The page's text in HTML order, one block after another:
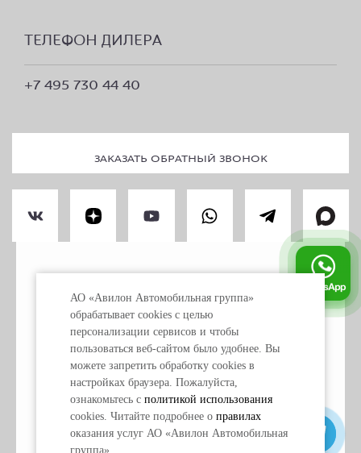
АО «Авилон Автомобильная группа»
обрабатывает cookies с целью
персонализации сервисов и чтобы
пользоваться веб-сайтом было удобнее. Вы
можете запретить обработку сookies в
настройках браузера. Пожалуйста,
ознакомьтесь с политикой использования
cookies. Читайте подробнее о правилах
оказания услуг АО «Авилон Автомобильная
группа».
ТЕЛЕФОН ДИЛЕРА
+7 495 730 44 40
ЗАКАЗАТЬ ОБРАТНЫЙ ЗВОНОК
ПЕРСОНАЛЬНЫЕ ДАННЫЕ
ИСПОЛЬЗОВАНИЕ COOKIE
«Обращаем ваше внимание на то, что данный
интернет-сайт носит исключительно
информационный характер и ни при каких условиях
не является публичной офертой, определяемой
положениями ст. 437 Гражданского кодекса
Российской Федерации. Для получения подробной
информации о наличии и стоимости автомобилей